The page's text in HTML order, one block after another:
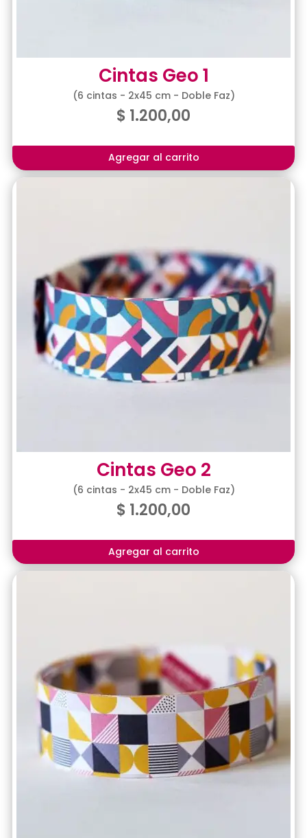
Cintas Geo 1
(6 cintas - 2x45 cm - Doble Faz)
$ 1.200,00
Agregar al carrito
Cintas Geo 2
(6 cintas - 2x45 cm - Doble Faz)
$ 1.200,00
Agregar al carrito